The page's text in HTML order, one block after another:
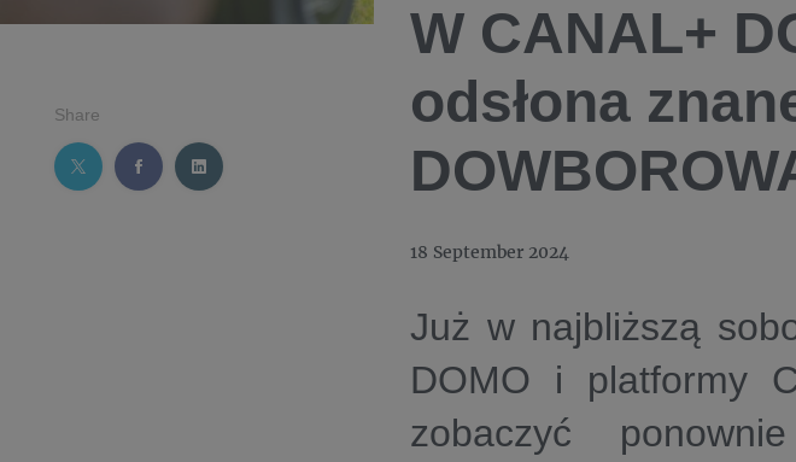
Share
W CANAL+
odsłona
18 September 2024
Już w najbliższą
DOMO i platformy
zobaczyć